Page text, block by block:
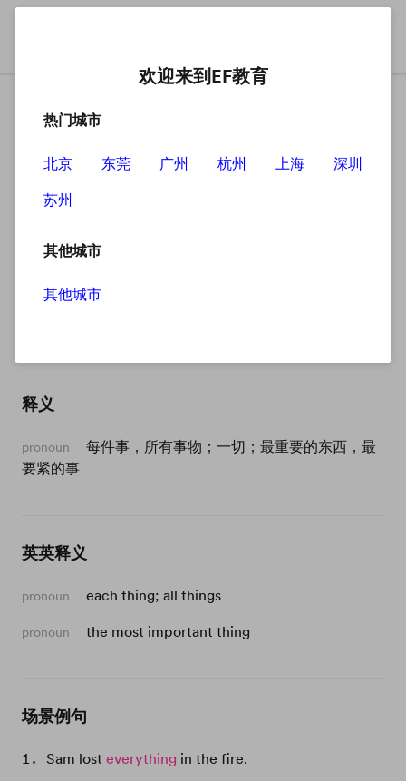
everything
释义
pronoun
每件事，所有事物；一切；最重要的东西，最
要紧的事
英英释义
pronoun each thing; all things
pronoun the most important thing
场景例句
Sam lost everything in the fire.
欢迎来到EF教育
热门城市
北京 东莞 广州 杭州 上海
深圳
苏州
其他城市
其他城市